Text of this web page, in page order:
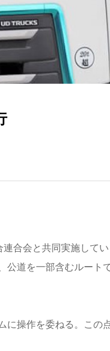
合会と共同実施して
公道を一部含むルート
に操作を委ねる。この